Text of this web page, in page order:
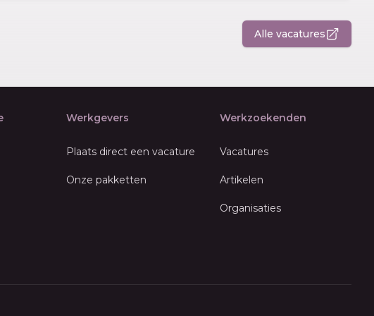
Alle vacatures
Werkgevers
Plaats direct een vacature
Onze pakketten
Werkzoekenden
Vacatures
Artikelen
Organisaties